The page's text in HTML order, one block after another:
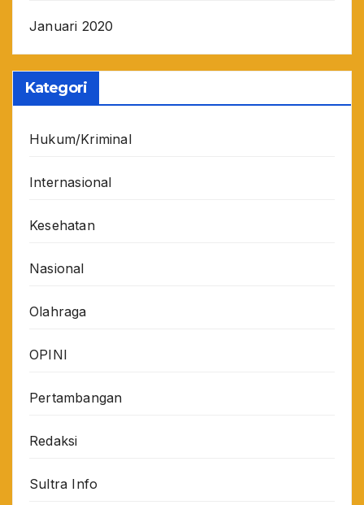
Januari 2020
Kategori
Hukum/Kriminal
Internasional
Kesehatan
Nasional
Olahraga
OPINI
Pertambangan
Redaksi
Sultra Info